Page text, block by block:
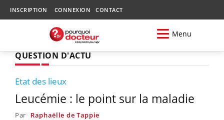
INSCRIPTION CONNEXION CONTACT
Menu
QUESTION D'ACTU
Etat des lieux
Leucémie : le point sur la maladie
Par Raphaëlle de Tappie